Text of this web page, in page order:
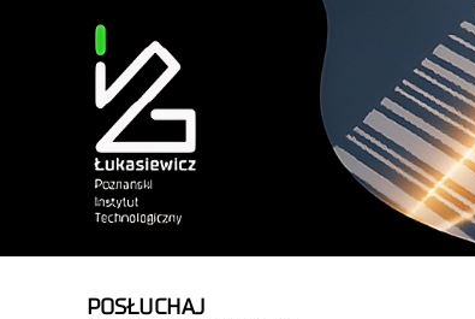
POSŁUCHAJ